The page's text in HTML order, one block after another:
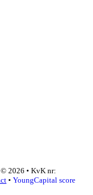
2026 • KvK nr:
• YoungCapital score